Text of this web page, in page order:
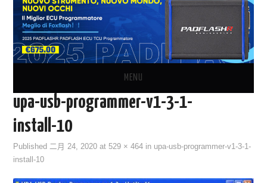
MENU
ORIGINALE LAUNCH X431
upa-usb-programmer-v1-3-1-
install-10
Published二月 24, 2020 at529 × 464 in upa-usb-programmer-v1-3-1-
install-10